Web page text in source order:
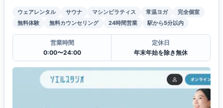
ウェアレンタル サウナ マシンピラティス 常温ヨガ
完全個室
無料体験
無料カウンセリング 24時間営業 駅から5分以内
営業時間
0:00〜24:00
定休日
年末年始を除き無休